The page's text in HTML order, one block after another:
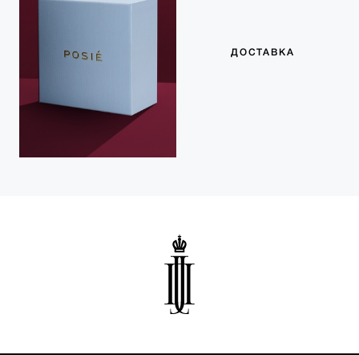
ДОСТАВКА